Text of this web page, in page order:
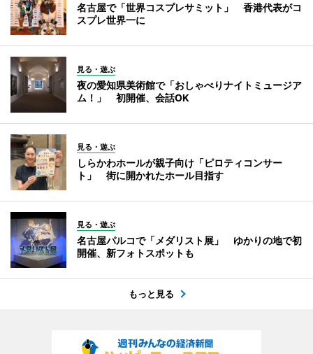
名古屋で「世界コスプレサミット」 香港代表がコ
スプレ世界一に
見る・遊ぶ
夜の愛知県美術館で「おしゃべりナイトミュージア
ム！」 初開催、会話OK
見る・遊ぶ
しらかわホールが親子向け「ピロティコンサー
ト」 街に開かれたホール目指す
見る・遊ぶ
名古屋パルコで「メダリスト展」 ゆかりの地で初
開催、新フォトスポットも
もっと見る